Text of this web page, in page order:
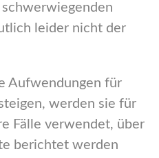
leider nicht der
Aufwendungen für
werden sie für
Fälle verwendet, über
berichtet werden